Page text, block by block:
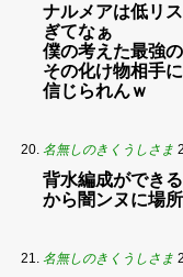
ナルメアは低リ
ぎてなぁ
僕の考えた最強
その化け物相手
信じられんｗ
名無しのきくうしさま
背水編成ができ
から闇ンヌに場
名無しのきくうしさま